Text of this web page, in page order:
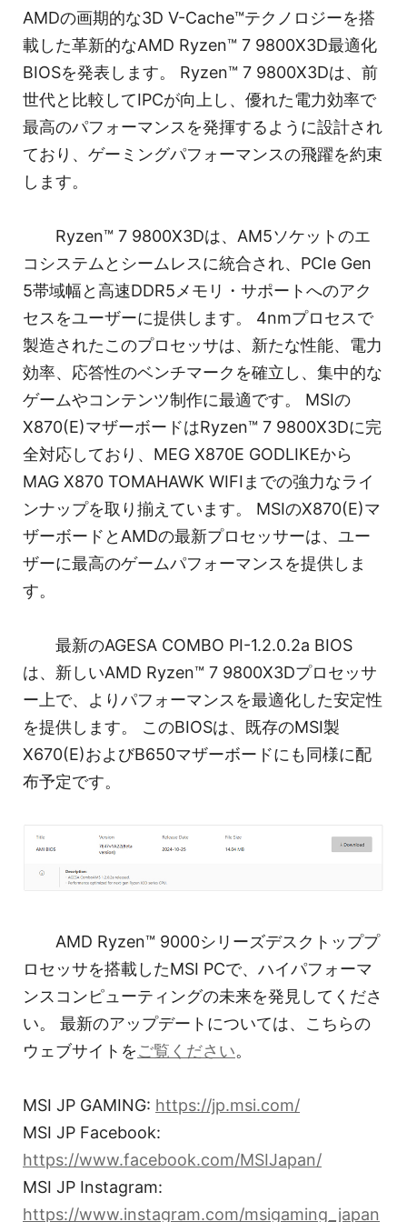
AMDの画期的な3D V-Cache™テクノロジーを搭
載した革新的なAMD Ryzen™ 7 9800X3D最適化
BIOSを発表します。 Ryzen™ 7 9800X3Dは、前
世代と比較してIPCが向上し、優れた電力効率で
最高のパフォーマンスを発揮するように設計され
ており、ゲーミングパフォーマンスの飛躍を約束
します。
Ryzen™ 7 9800X3Dは、AM5ソケットのエ
コシステムとシームレスに統合され、PCIe Gen
5帯域幅と高速DDR5メモリ・サポートへのアク
セスをユーザーに提供します。 4nmプロセスで
製造されたこのプロセッサは、新たな性能、電力
効率、応答性のベンチマークを確立し、集中的な
ゲームやコンテンツ制作に最適です。 MSIの
X870(E)マザーボードはRyzen™ 7 9800X3Dに完
全対応しており、MEG X870E GODLIKEから
MAG X870 TOMAHAWK WIFIまでの強力なライ
ンナップを取り揃えています。 MSIのX870(E)マ
ザーボードとAMDの最新プロセッサーは、ユー
ザーに最高のゲームパフォーマンスを提供しま
す。
最新のAGESA COMBO PI-1.2.0.2a BIOS
は、新しいAMD Ryzen™ 7 9800X3Dプロセッサ
ー上で、よりパフォーマンスを最適化した安定性
を提供します。 このBIOSは、既存のMSI製
X670(E)およびB650マザーボードにも同様に配
布予定です。
AMD Ryzen™ 9000シリーズデスクトッププ
ロセッサを搭載したMSI PCで、ハイパフォーマ
ンスコンピューティングの未来を発見してくださ
い。 最新のアップデートについては、こちらの
ウェブサイトをご覧ください。
MSI JP GAMING: https://jp.msi.com/
MSI JP Facebook:
https://www.facebook.com/MSIJapan/
MSI JP Instagram:
https://www.instagram.com/msigaming_japan